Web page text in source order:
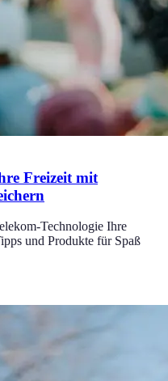
Freizeit mit
Technologie Ihre
und Produkte für Spaß